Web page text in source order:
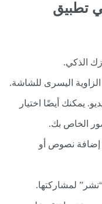
تطبيق
الذكي.
الزاوية اليسرى للشاشة.
يمكنك أيضًا اختيار
الخاص بك.
إضافة نصوص أو
لمشاركتها.